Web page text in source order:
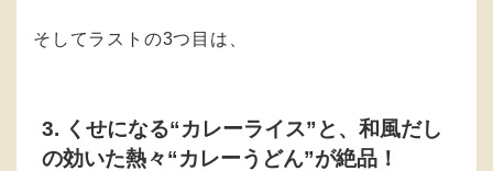
そしてラストの3つ目は、
3. くせになる“カレーライス”と、和風だし
の効いた熱々“カレーうどん”が絶品！